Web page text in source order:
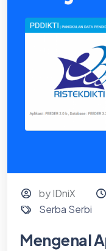
by IDniX
Serba Serbi
Mengenal